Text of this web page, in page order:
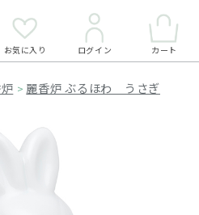
お気に入り ログイン カート
> 麗香炉 ぶるほわ うさぎ